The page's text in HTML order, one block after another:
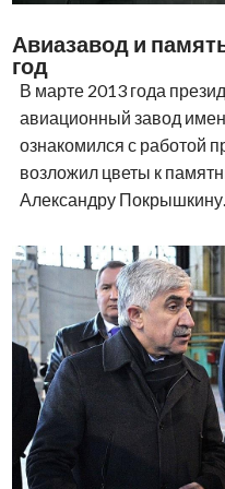
Авиазавод и
год
В марте 2013 года
авиационный завод
ознакомился с работой
возложил цветы к
Александру Покрышкину.